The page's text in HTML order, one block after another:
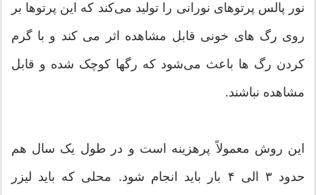
نور پالس پرتوهای نورانی را تولید می‌کند که این پرتوها بر
روی رگ های خونی قابل مشاهده اثر می کند و با گرم
کردن رگ ها باعث می‌شود که رگها کوچک شده و قابل
مشاهده نباشند.
این روش معمولاً پرهزینه است و در طول یک سال هم
حدود ۳ الی ۴ بار باید انجام شود. محلی که باید لیزر